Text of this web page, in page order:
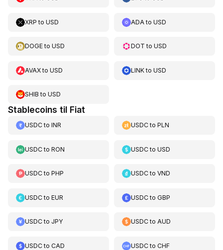
XRP to USD ADA toUSD
DOGEto USD DOT toUSD
AVAXto USD LINKtoUSD
SHIB to USD
Stablecoins til Fiat
USDCto INR USDCtoPLN
USDCto RON USDCtoUSD
USDCto PHP USDCtoVND
USDCto EUR USDCtoGBP
USDCto JPY USDCtoAUD
USDCto CAD USDCtoCHF